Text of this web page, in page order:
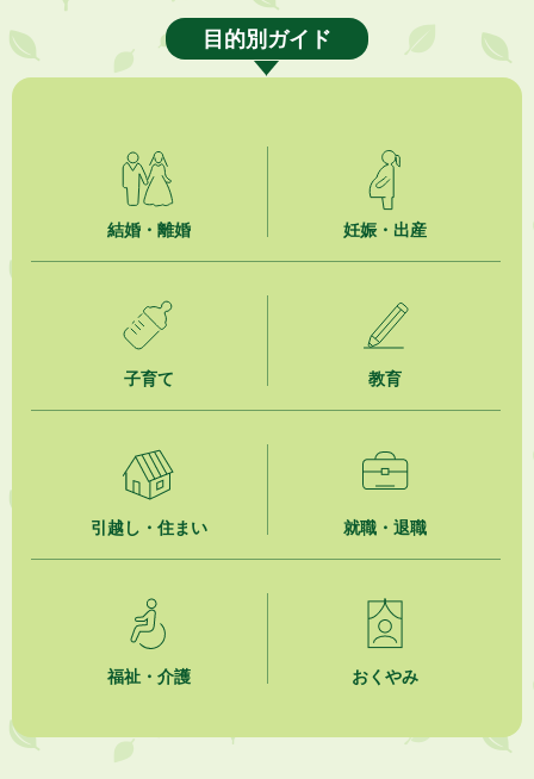
令和８年度公民館等（大東北公民館、大須賀中央公民館）講座のお知らせ
就職・転職相談会のご案内
2026年8月6日
ジュビロ磐田（情報提供・お知らせ）
【日本DX大賞2026】ポスターセッション最優秀賞を受賞しました！
2026年8月4日
市民の勇気ある応急手当に感謝状を贈呈しました
夏季休暇期間 開業医等診療予定
目的別ガイド
結婚・離婚 妊娠・出産
子育て 教育
引越し・住まい 就職・退職
福祉・介護 おくやみ